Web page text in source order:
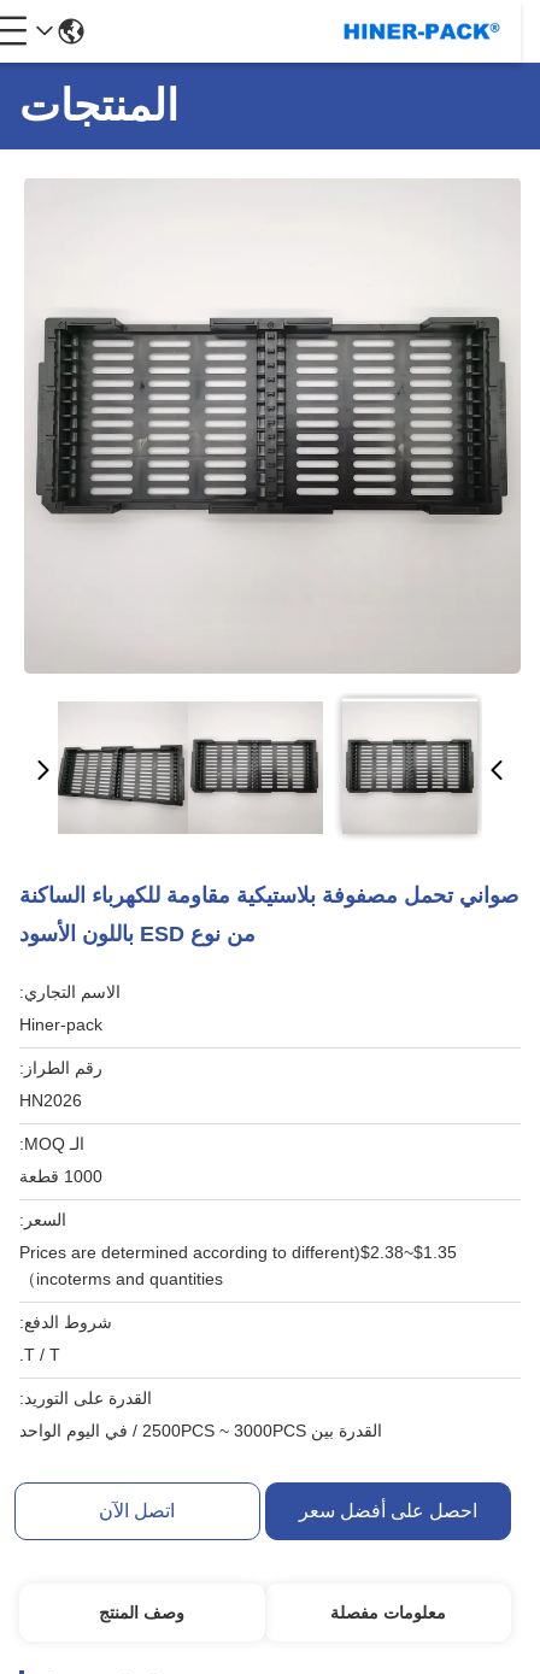
المنتجات
صواني تحمل مصفوفة بلاستيكية مقاومة للكهرباء الساكنة
من نوع ESD باللون الأسود
الاسم التجاري:
Hiner-pack
رقم الطراز:
HN2026
الـ MOQ:
1000 قطعة
السعر:
$1.35~$2.38(Prices are determined according to different
incoterms and quantities）
شروط الدفع:
T / T.
القدرة على التوريد:
القدرة بين 2500PCS ~ 3000PCS / في اليوم الواحد
احصل على أفضل سعر اتصل الآن
معلومات مفصلة وصف المنتج